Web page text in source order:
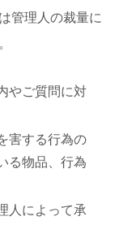
管理人の裁量に
やご質問に対
害する行為の
る物品、行為
人によって承